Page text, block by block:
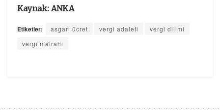
Kaynak: ANKA
Etiketler: asgari ücret vergi adaleti
vergi dilimi
vergi matrahı